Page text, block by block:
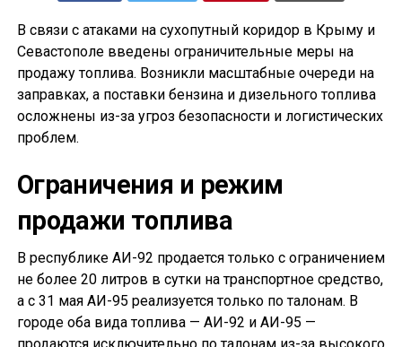
В связи с атаками на сухопутный коридор в Крыму и
Севастополе введены ограничительные меры на
продажу топлива. Возникли масштабные очереди на
заправках, а поставки бензина и дизельного топлива
осложнены из-за угроз безопасности и логистических
проблем.
Ограничения и режим
продажи топлива
В республике АИ-92 продается только с ограничением
не более 20 литров в сутки на транспортное средство,
а с 31 мая АИ-95 реализуется только по талонам. В
городе оба вида топлива — АИ-92 и АИ-95 —